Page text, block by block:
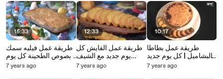
15:33
طريقة عمل فيليه سمك
بصوص الطحينة كل يوم
جديد مع الشيف محمد
7 years ago
12:33
طريقة عمل الفايش كل
يوم جديد مع الشيف
محمد إبراهيم
7 years ago
10:17
طريقة عمل بطاطا
بالبشاميل | كل يوم جديد
مع الشيف محمد إبراهيم
7 years ago